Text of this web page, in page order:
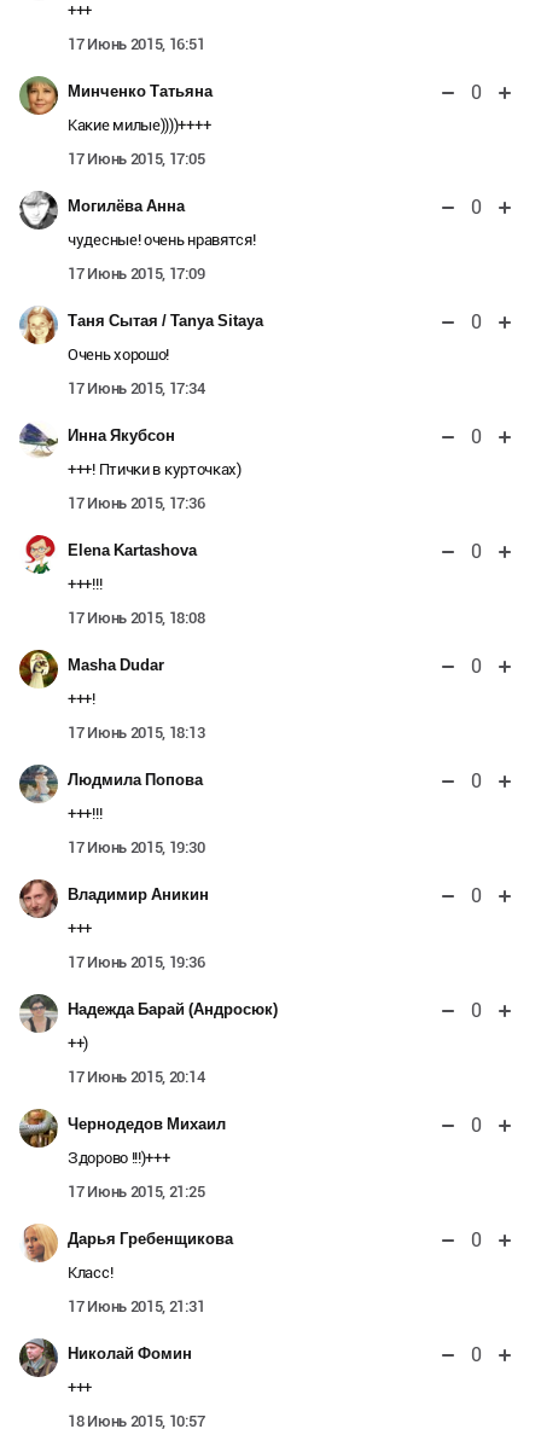
+++
17 Июнь 2015, 16:51
Минченко Татьяна 0
Какие милые))))++++
17 Июнь 2015, 17:05
Могилёва Анна 0
чудесные! очень нравятся!
17 Июнь 2015, 17:09
Таня Сытая / Tanya Sitaya 0
Очень хорошо!
17 Июнь 2015, 17:34
Инна Якубсон 0
+++! Птички в курточках)
17 Июнь 2015, 17:36
Elena Kartashova 0
+++!!!
17 Июнь 2015, 18:08
Masha Dudar 0
+++!
17 Июнь 2015, 18:13
Людмила Попова 0
+++!!!
17 Июнь 2015, 19:30
Владимир Аникин 0
+++
17 Июнь 2015, 19:36
Надежда Барай (Андросюк) 0
++)
17 Июнь 2015, 20:14
Чернодедов Михаил 0
Здорово !!!)+++
17 Июнь 2015, 21:25
Дарья Гребенщикова 0
Класс!
17 Июнь 2015, 21:31
Николай Фомин 0
+++
18 Июнь 2015, 10:57